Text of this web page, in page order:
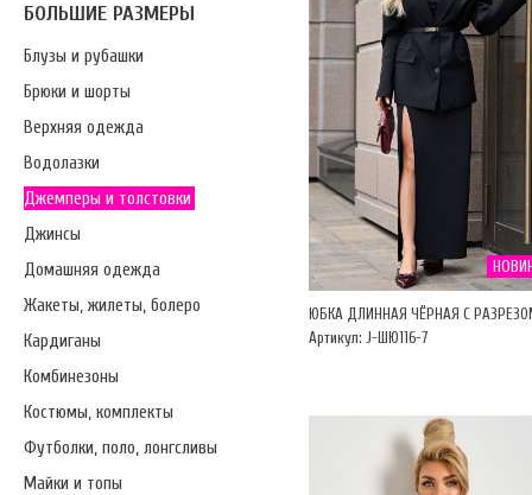
БОЛЬШИЕ РАЗМЕРЫ
Блузы и рубашки
Брюки и шорты
Верхняя одежда
Водолазки
Джемперы и толстовки
Джинсы
Домашняя одежда
Жакеты, жилеты, болеро
Кардиганы
Комбинезоны
Костюмы, комплекты
Футболки, поло, лонгсливы
Майки и топы
ЮБКА ДЛИННАЯ ЧЁРНАЯ С
Артикул: J-ШЮ116-7